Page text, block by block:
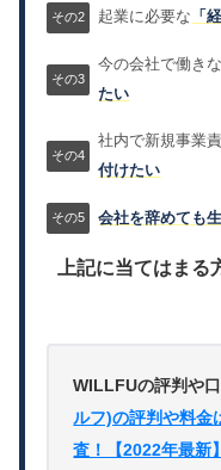
起業に必要な 「
今の会社で働きな
たい
社内で新規事業
付けたい
会社を辞めても
上記に当てはま
WILLFUの評判や
ルフ)の評判や料金
査！【2022年最新】